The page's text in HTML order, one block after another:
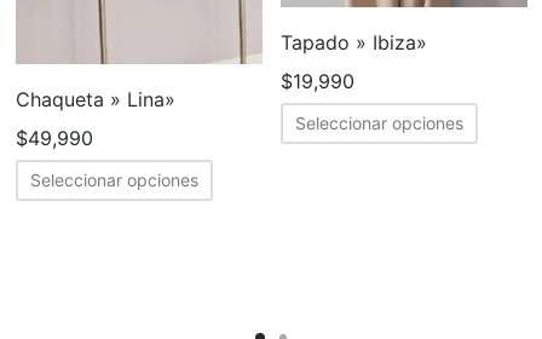
Chaqueta » Lina»
$49,990
Seleccionar opciones
Este
producto
Tapado » Ibiza»
$19,990
Seleccionar opciones
Este